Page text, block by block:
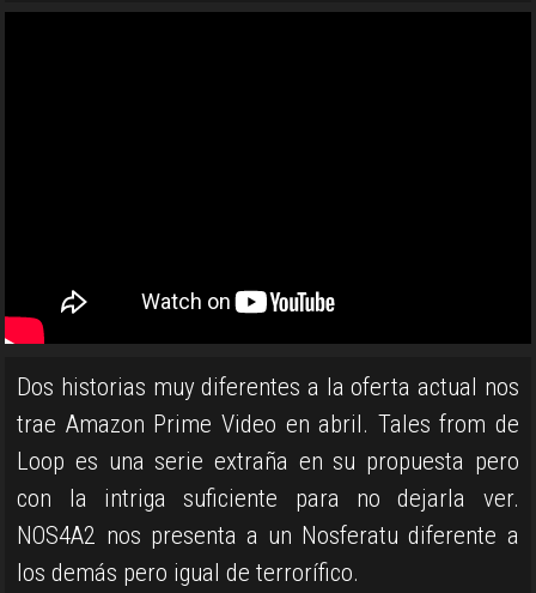
Dos historias muy diferentes a la oferta actual nos
trae Amazon Prime Video en abril. Tales from de
Loop es una serie extraña en su propuesta pero
con la intriga suficiente para no dejarla ver.
NOS4A2 nos presenta a un Nosferatu diferente a
los demás pero igual de terrorífico.